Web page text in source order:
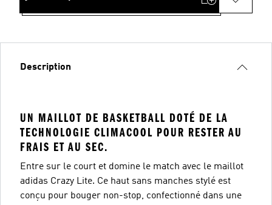
Description
UN MAILLOT DE BASKETBALL DOTÉ DE LA
TECHNOLOGIE CLIMACOOL POUR RESTER AU
FRAIS ET AU SEC.
Entre sur le court et domine le match avec le maillot
adidas Crazy Lite. Ce haut sans manches stylé est
conçu pour bouger non-stop, confectionné dans une